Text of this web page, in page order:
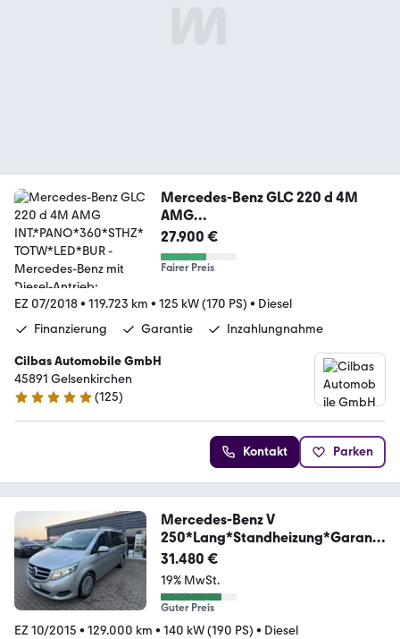
Mercedes-Benz GLC 220 d 4M
AMG
INT.*PANO*360*STHZ*TOTW*LED
*BUR
27.900 €
Fairer Preis
EZ 07/2018• 119.723 km • 125 kW (170 PS) • Diesel
Finanzierung
Garantie Inzahlungnahme
Cilbas Automobile GmbH
45891 Gelsenkirchen
4.8 Sterne
(125)
Kontakt Parken
Mercedes-Benz V
250*Lang*Standheizung*Garanti
e*MwSt*R.Cam
31.480 €
19% MwSt.
Guter Preis
EZ 10/2015 • 129.000 km • 140 kW (190 PS) • Diesel